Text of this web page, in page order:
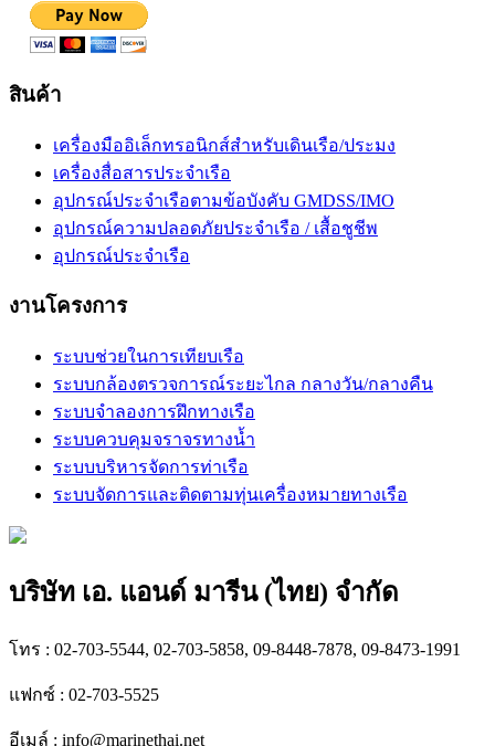
สินค้า
เครื่องมืออิเล็กทรอนิกส์สำหรับเดินเรือ/ประมง
เครื่องสื่อสารประจำเรือ
อุปกรณ์ประจำเรือตามข้อบังคับ GMDSS/IMO
อุปกรณ์ความปลอดภัยประจำเรือ / เสื้อชูชีพ
อุปกรณ์ประจำเรือ
งานโครงการ
ระบบช่วยในการเทียบเรือ
ระบบกล้องตรวจการณ์ระยะไกล กลางวัน/กลางคืน
ระบบจำลองการฝึกทางเรือ
ระบบควบคุมจราจรทางน้ำ
ระบบบริหารจัดการท่าเรือ
ระบบจัดการและติดตามทุ่นเครื่องหมายทางเรือ
บริษัท เอ. แอนด์ มารีน (ไทย) จำกัด
โทร : 02-703-5544, 02-703-5858, 09-8448-7878, 09-8473-1991
แฟกซ์ : 02-703-5525
อีเมล์ : info@marinethai.net